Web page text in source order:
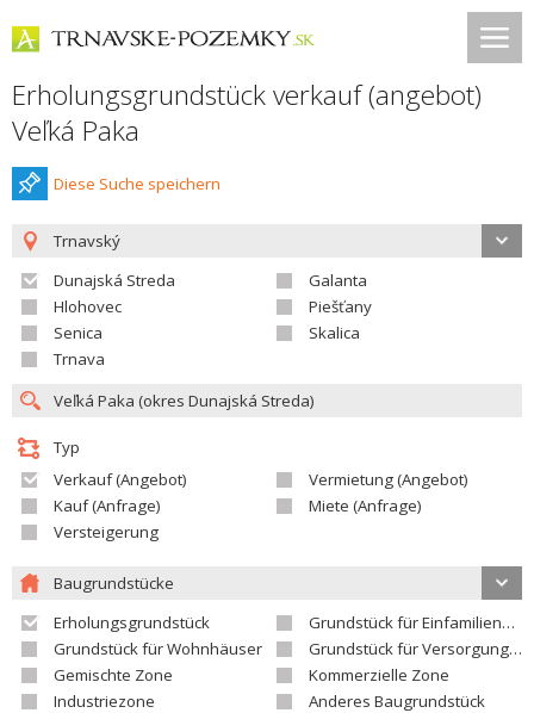
Erholungsgrundstück verkauf (angebot)
Veľká Paka
Diese Suche speichern
Trnavský
Dunajská Streda
Galanta
Hlohovec
Piešťany
Senica
Skalica
Trnava
Typ
Verkauf (Angebot)
Vermietung (Angebot)
Kauf (Anfrage)
Miete (Anfrage)
Versteigerung
Baugrundstücke
Erholungsgrundstück
Grundstück für Einfamilienhäuser
Grundstück für Wohnhäuser
Grundstück für Versorgungseinrichtungen
Gemischte Zone
Kommerzielle Zone
Industriezone
Anderes Baugrundstück